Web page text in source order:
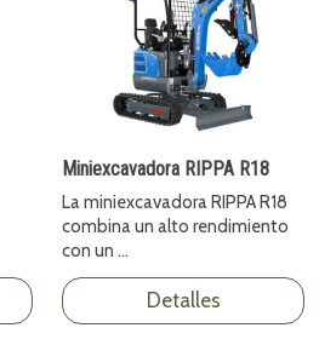
Miniexcavadora RIPPA R18
La miniexcavadora RIPPA R18
combina un alto rendimiento
con un ...
Detalles